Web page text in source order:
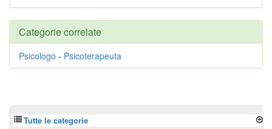
Categorie correlate
Psicologo - Psicoterapeuta
Tutte le categorie